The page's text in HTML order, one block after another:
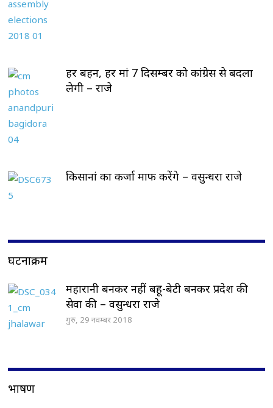
हर बहन, हर मां 7 दिसम्बर को कांग्रेस से बदला
लेगी – राजे
किसानां का कर्जा माफ करेंगे – वसुन्धरा राजे
घटनाक्रम
महारानी बनकर नहीं बहू-बेटी बनकर प्रदेश की
सेवा की – वसुन्धरा राजे
गुरु, 29 नवम्बर 2018
भाषण